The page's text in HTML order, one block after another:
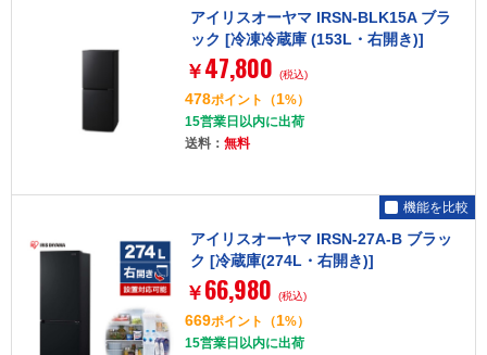
アイリスオーヤマ IRSN-BLK15A ブラ
ック [冷凍冷蔵庫 (153L・右開き)]
￥ 47,800 (税込)
478ポイント （1%）
15営業日以内に出荷
送料： 無料
アイリスオーヤマ IRSN-27A-B ブラッ
ク [冷蔵庫(274L・右開き)]
￥ 66,980 (税込)
669ポイント （1%）
15営業日以内に出荷
機能を比較